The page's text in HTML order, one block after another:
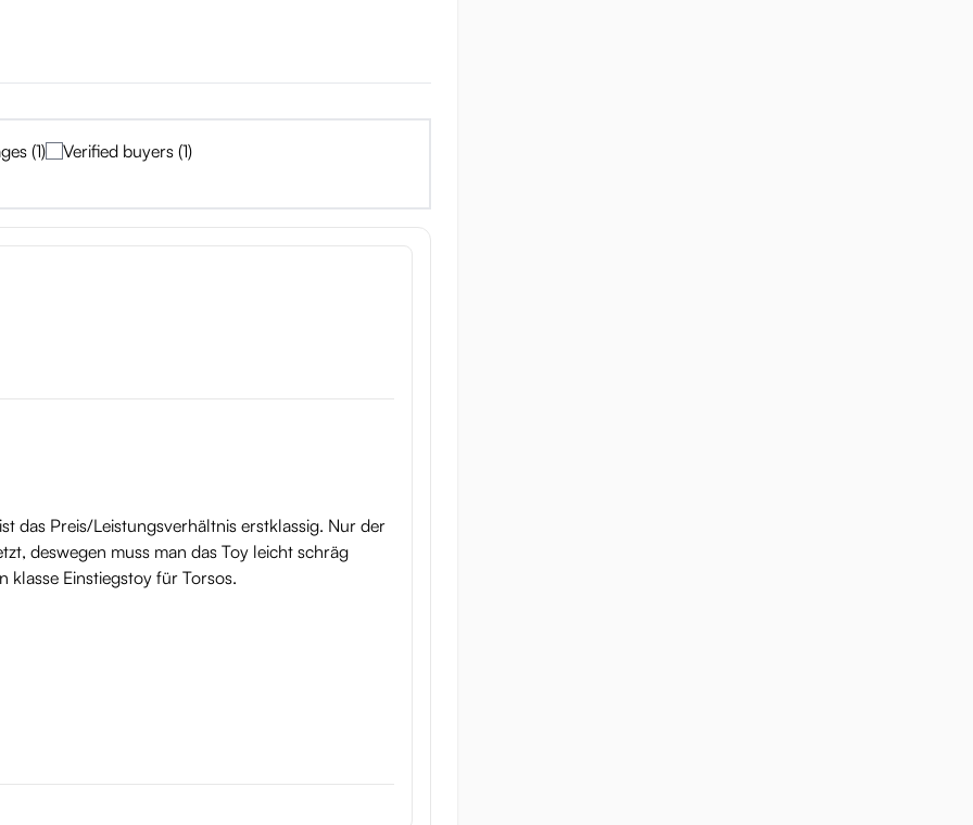
(1)
Verified buyers (1)
das Preis/Leistungsverhältnis erstklassig. Nur der
deswegen muss man das Toy leicht schräg
klasse Einstiegstoy für Torsos.